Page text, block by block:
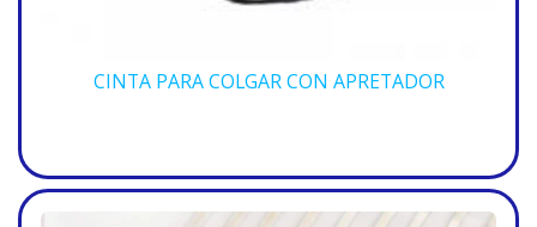
CINTA PARA COLGAR CON APRETADOR